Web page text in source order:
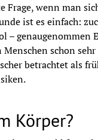
Frage, wenn man
ist es einfach:
– genaugenommen
schon
betrachtet als
Körper?